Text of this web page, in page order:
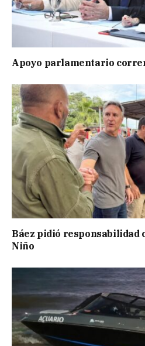
Apoyo parlamentario
Báez pidió responsabilidad
Niño